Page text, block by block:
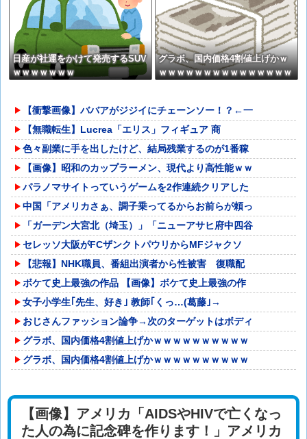
日産が社運をかけて発売するSUV
ｗｗｗｗｗｗｗ
グラボ、国内価格4割値上げかｗ
ｗｗｗｗｗｗｗｗｗｗｗｗｗｗｗ
【衝撃画像】ババアがジジイにチェーンソー！？←一
【無職転生】Lucrea「エリス」フィギュア 商
色々副業に手を出したけど、結局残業するのが1番稼
【画像】昭和のカップラーメン、現代より高性能ｗｗ
パラノマサイトっていうゲームを2作連続クリアした
中国「アメリカさぁ、調子乗ってるからお前らが頼っ
「ガーデン大宮北（埼玉）」「ニューアサヒ府中四谷
セレッソ大阪がFCザンクトパウリからMFジャクソ
【悲報】NHK職員、番組出演者から性被害 復職配
ボケて史上最強の作品 【画像】ボケて史上最強の作
女子小学生｢先生、好き｣ 教師｢くっ…(葛藤｣→
おじさんファッション論争→次のターゲットはボディ
グラボ、国内価格4割値上げかｗｗｗｗｗｗｗｗｗｗ
グラボ、国内価格4割値上げかｗｗｗｗｗｗｗｗｗｗ
【画像】アメリカ「AIDSやHIVで亡くなっ
た人の為に記念碑を作ります！」アメリカ